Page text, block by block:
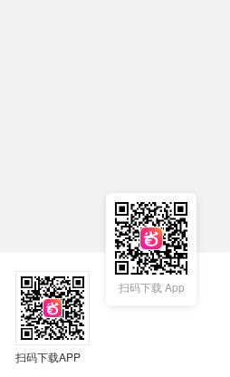
扫码下载 App
扫码下载APP